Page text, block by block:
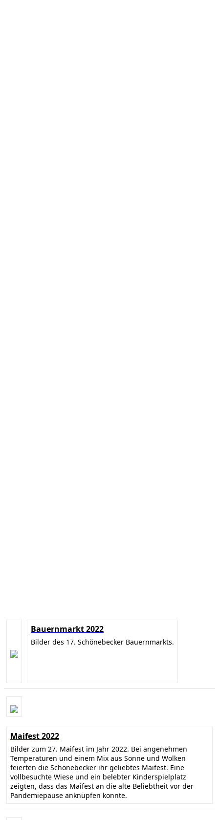
Bauernmarkt 2022
Bilder des 17. Schönebecker Bauernmarkts.
Maifest 2022
Bilder zum 27. Maifest im Jahr 2022. Bei angenehmen
Temperaturen und einem Mix aus Sonne und Wolken
feierten die Schönebecker ihr geliebtes Maifest. Eine
vollbesuchte Wiese und ein belebter Kinderspielplatz
zeigten, dass das Maifest an die alte Beliebtheit vor der
Pandemiepause anknüpfen konnte.